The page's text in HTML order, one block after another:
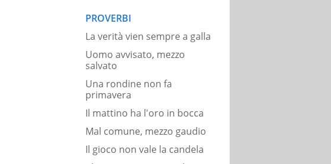
PROVERBI
La verità vien sempre a galla
Uomo avvisato, mezzo
salvato
Una rondine non fa
primavera
Il mattino ha l'oro in bocca
Mal comune, mezzo gaudio
Il gioco non vale la candela